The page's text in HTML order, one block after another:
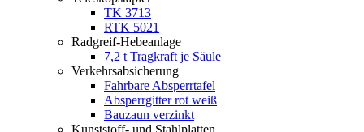
TK 3713
RTK 5021
Radgreif-Hebeanlage
7,2 t Tragkraft je Säule
Verkehrsabsicherung
Fahrbare Absperrtafel
Absperrgitter rot weiß
Bauzaun verzinkt
Kunststoff- und Stahlplatten